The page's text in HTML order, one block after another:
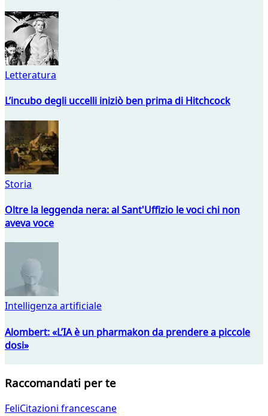
Letteratura
L’incubo degli uccelli iniziò ben prima di Hitchcock
Storia
Oltre la leggenda nera: al Sant'Uffizio le voci chi non
aveva voce
Intelligenza artificiale
Alombert: «L’IA è un pharmakon da prendere a piccole
dosi»
Raccomandati per te
FeliCitazioni francescane